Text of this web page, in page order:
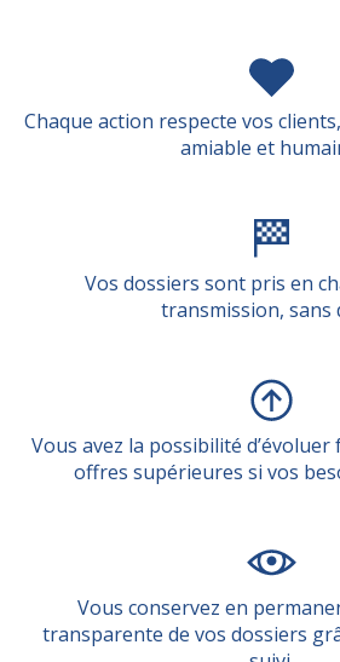
Chaque action respecte vos
amiable et
Vos dossiers sont pris en
transmission, sans
Vous avez la possibilité
offres supérieures si vos
Vous conservez en
transparente de vos dossiers